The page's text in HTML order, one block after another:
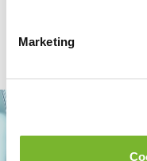
Marketing